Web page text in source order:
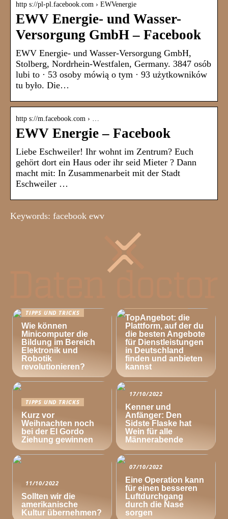
http s://pl-pl.facebook.com › EWVenergie
EWV Energie- und Wasser-
Versorgung GmbH – Facebook
EWV Energie- und Wasser-Versorgung GmbH,
Stolberg, Nordrhein-Westfalen, Germany. 3847 osób
lubi to · 53 osoby mówią o tym · 93 użytkowników
tu było. Die…
http s://m.facebook.com › …
EWV Energie – Facebook
Liebe Eschweiler! Ihr wohnt im Zentrum? Euch
gehört dort ein Haus oder ihr seid Mieter ? Dann
macht mit: In Zusammenarbeit mit der Stadt
Eschweiler …
Keywords: facebook ewv
TIPPS UND TRICKS
Wie können
Minicomputer die
Bildung im Bereich
Elektronik und
Robotik
revolutionieren?
TopAngebot: die
Plattform, auf der du
die besten Angebote
für Dienstleistungen
in Deutschland
finden und anbieten
kannst
TIPPS UND TRICKS
Kurz vor
Weihnachten noch
bei der El Gordo
Ziehung gewinnen
17/10/2022
Kenner und
Anfänger: Den
Sidste Flaske hat
Wein für alle
Männerabende
11/10/2022
Sollten wir die
amerikanische
Kultur übernehmen?
07/10/2022
Eine Operation kann
für einen besseren
Luftdurchgang
durch die Nase
sorgen